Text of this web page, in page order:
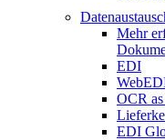
Mehr
EDI
OCR
EDI